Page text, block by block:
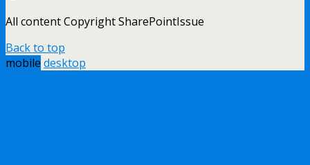
All content Copyright SharePointIssue
Back to top
mobile desktop